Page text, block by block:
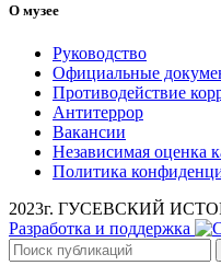
О музее
Руководство
Официальные
Противодействие
Антитеррор
Вакансии
Независимая оценка
Политика
2023г. ГУСЕВСКИЙ
Разработка и поддержка